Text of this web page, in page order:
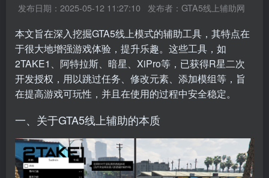
发布日期：2025-05-12 11:27:10 发布者：GTA5线上辅助网
本文旨在深入挖掘GTA5线上模式的辅助工具，其特点在
于很大地增强游戏体验，提升乐趣。这些工具，如
2TAKE1、阿特拉斯、暗星、XiPro等，已获得R星二次
开发授权，用以跳过任务、修改元素、添加模组等，旨
在提高游戏可玩性，并且在使用的过程中安全稳定。
一、关于GTA5线上辅助的本质